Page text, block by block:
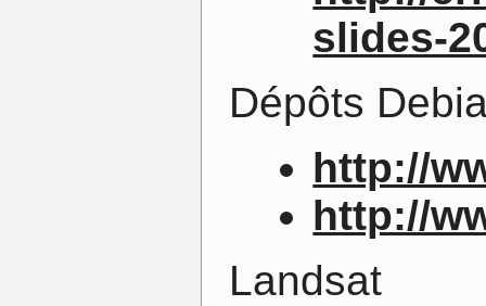
slides-
Dépôts
http://
http://
Landsat